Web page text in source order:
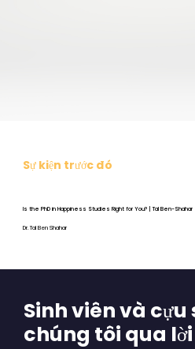
Sinh viên và cựu
chúng tôi qua lời
Sự kiện trước đó
Is the PhD in Happiness Studies Right for You? | Tal Ben-Shahar
Dr. Tal Ben Shahar